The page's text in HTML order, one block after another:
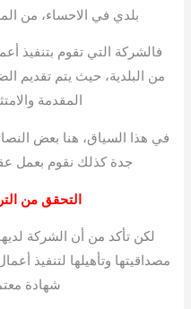
بلدي في الاحساء، من
فالشركة التي تقوم بتنفيذ
من البلدية، حيث يتم تقديم
المقدمة
في هذا السياق، هنا بعض
جدة كذلك نقوم بعمل
التحقق من
لكن تأكد من أن الشركة
مصداقيتها وتأهيلها لتنفيذ
شهادة